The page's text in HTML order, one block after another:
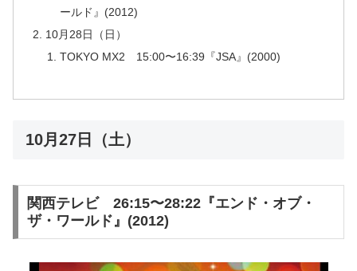
ールド』(2012)
10月28日（日）
TOKYO MX2 15:00〜16:39『JSA』(2000)
10月27日（土）
関西テレビ 26:15〜28:22『エンド・オブ・
ザ・ワールド』(2012)